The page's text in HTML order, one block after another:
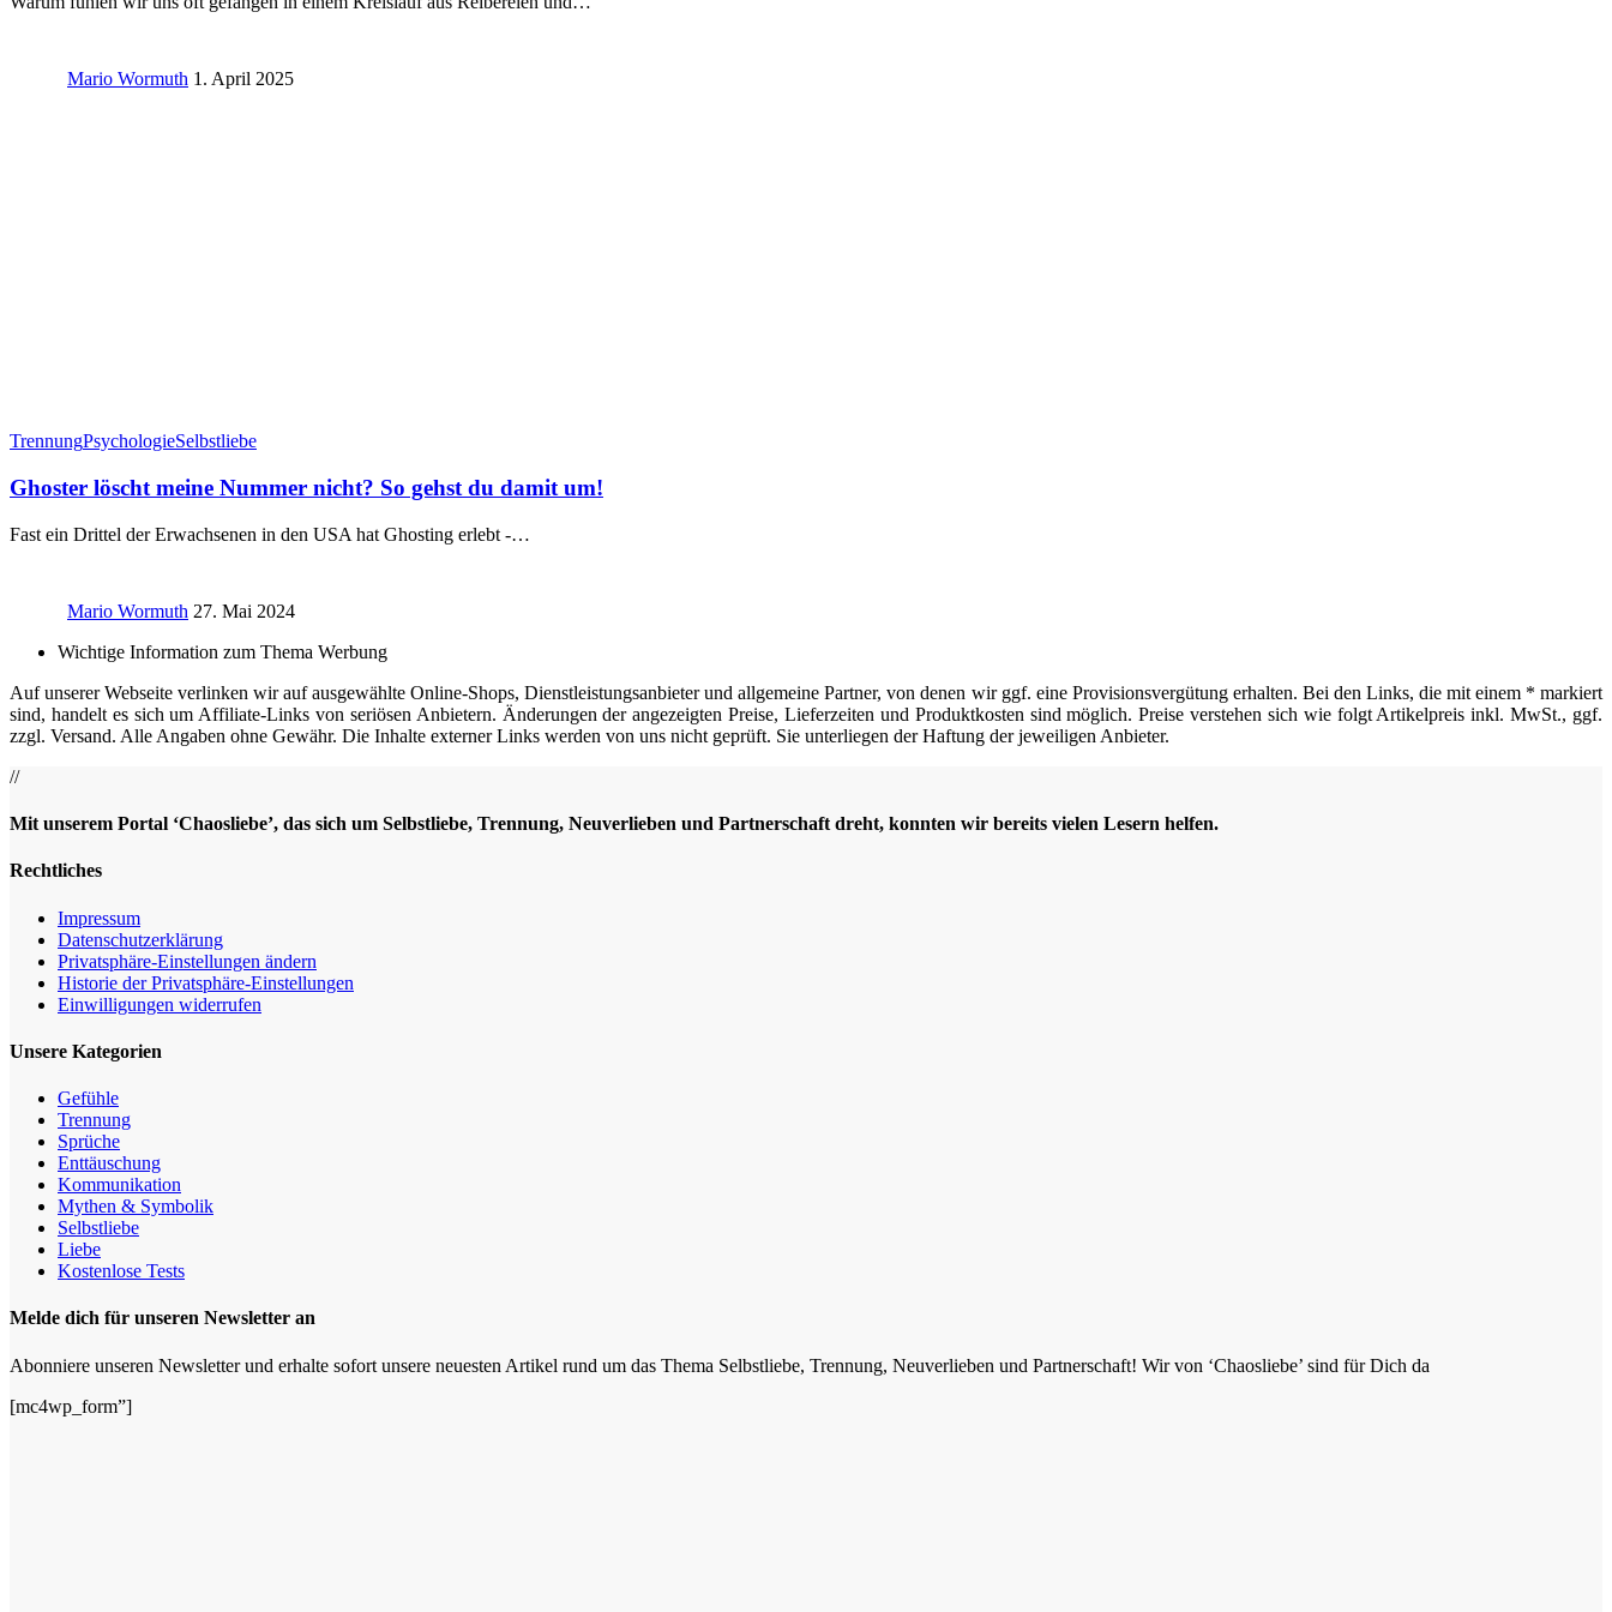
Mario Wormuth 1. April 2025
TrennungPsychologieSelbstliebe
Ghoster löscht meine Nummer nicht? So gehst du damit um!
Fast ein Drittel der Erwachsenen in den USA hat Ghosting erlebt -…
Mario Wormuth 27. Mai 2024
Wichtige Information zum Thema Werbung
Auf unserer Webseite verlinken wir auf ausgewählte Online-Shops, Dienstleistungsanbieter und allgemeine Partner, von denen wir ggf. eine Provisionsvergütung erhalten. Bei den Links, die mit einem * markiert
sind, handelt es sich um Affiliate-Links von seriösen Anbietern. Änderungen der angezeigten Preise, Lieferzeiten und Produktkosten sind möglich. Preise verstehen sich wie folgt Artikelpreis inkl. MwSt., ggf.
zzgl. Versand. Alle Angaben ohne Gewähr. Die Inhalte externer Links werden von uns nicht geprüft. Sie unterliegen der Haftung der jeweiligen Anbieter.
//
Mit unserem Portal ‘Chaosliebe’, das sich um Selbstliebe, Trennung, Neuverlieben und Partnerschaft dreht, konnten wir bereits vielen Lesern helfen.
Rechtliches
Impressum
Datenschutz­erklärung
Privatsphäre-Einstellungen ändern
Historie der Privatsphäre-Einstellungen
Einwilligungen widerrufen
Unsere Kategorien
Gefühle
Trennung
Sprüche
Enttäuschung
Kommunikation
Mythen & Symbolik
Selbstliebe
Liebe
Kostenlose Tests
Melde dich für unseren Newsletter an
Abonniere unseren Newsletter und erhalte sofort unsere neuesten Artikel rund um das Thema Selbstliebe, Trennung, Neuverlieben und Partnerschaft! Wir von ‘Chaosliebe’ sind für Dich da
[mc4wp_form”]